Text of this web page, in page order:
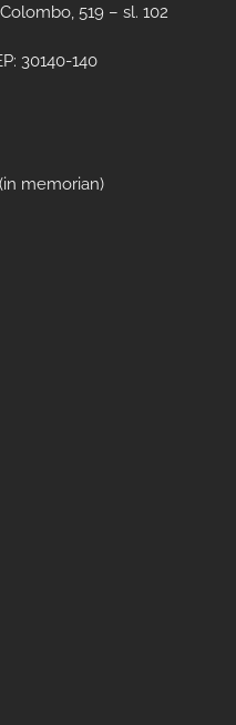
519 – sl. 102
30140-140
memorian)